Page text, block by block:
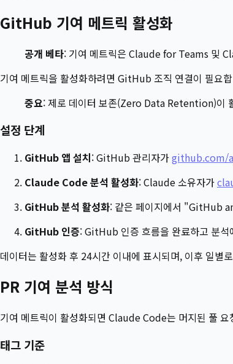
GitHub 기여 메트릭 활성화
공개 베타: 기여 메트릭은 Claude for Teams 및
기여 메트릭을 활성화하려면 GitHub 조직 연결이 필요
중요: 제로 데이터 보존(Zero Data Retention)이
설정 단계
GitHub 앱 설치: GitHub 관리자가github.com/
Claude Code 분석 활성화: Claude 소유자가
GitHub 분석 활성화: 같은 페이지에서 "GitHub
GitHub 인증: GitHub 인증 흐름을 완료하고 분
데이터는 활성화 후 24시간 이내에 표시되며, 이후 일별
PR 기여 분석 방식
기여 메트릭이 활성화되면 Claude Code는 머지된 풀
태그 기준